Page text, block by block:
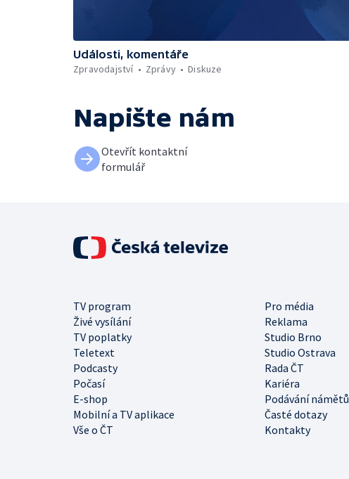
Události, komentáře
Zpravodajství
Zprávy Diskuze
Napište nám
Otevřít kontaktní
formulář
TV program
Pro média
Živé vysílání
Reklama
TV poplatky
Studio Brno
Teletext
Studio Ostrava
Podcasty
Rada ČT
Počasí
Kariéra
E-shop
Podávání námětů
Mobilní a TV aplikace
Časté dotazy
Vše o ČT
Kontakty